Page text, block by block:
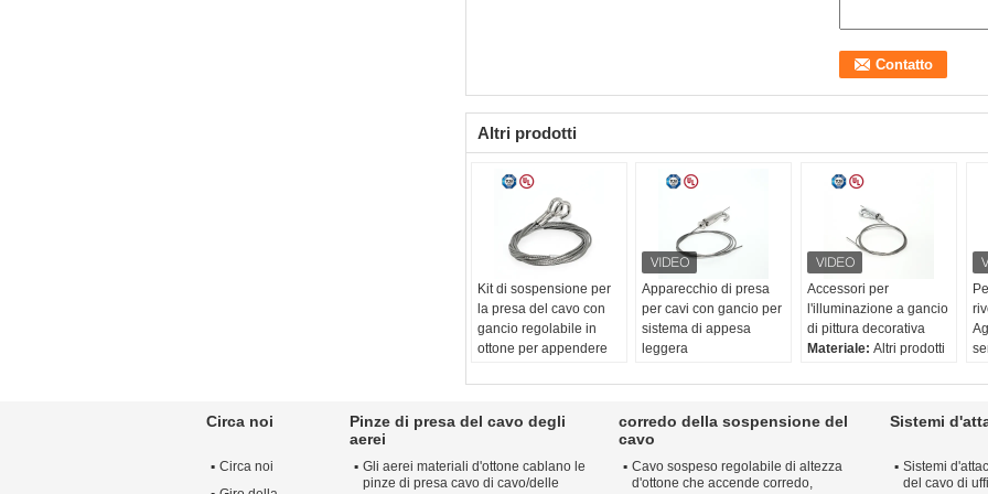
Altri prodotti
Kit di sospensione per
la presa del cavo con
gancio regolabile in
ottone per appendere
Materiale:Altri prodotti
mm
Trattamento
superficiale:
Apparecchio di presa
per cavi con gancio per
sistema di appesa
leggera
zink
Rec. filo:Ø1-1,8 mm
Trattamento
superficiale:Nickel /
Chrome / Satin Silver
Accessori per
l'illuminazione a gancio
di pittura decorativa
Materiale: Altri prodotti
mm
Trattamento
Chrome / Satin Silver
Circa noi
Circa noi
Pinze di presa del cavo degli
aerei
Gli aerei materiali d'ottone cablano le
pinze di presa cavo di cavo/delle
corredo della sospensione del
cavo
Cavo sospeso regolabile di altezza
d'ottone che accende corredo,
Sistemi
Sistemi
del cavo di